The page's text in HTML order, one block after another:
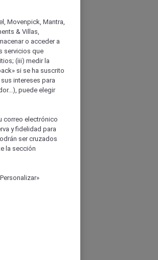
Movenpick, Mantra,
& Villas,
o acceder a
servicios que
(iii) medir la
si se ha suscrito
intereses para
puede elegir
correo electrónico
y fidelidad para
ser cruzados
la sección